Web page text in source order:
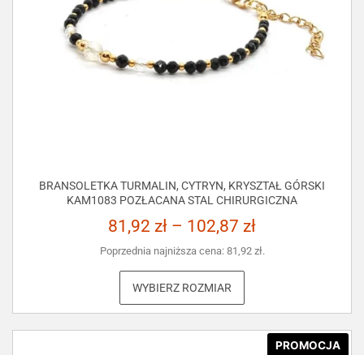
BRANSOLETKA TURMALIN, CYTRYN, KRYSZTAŁ GÓRSKI
KAM1083 POZŁACANA STAL CHIRURGICZNA
81,92 zł – 102,87 zł
Poprzednia najniższa cena: 81,92 zł.
WYBIERZ ROZMIAR
PROMOCJA